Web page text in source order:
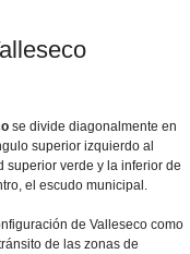
se divide diagonalmente en
superior izquierdo al
superior verde y la inferior de
el escudo municipal.
de Valleseco como
de las zonas de